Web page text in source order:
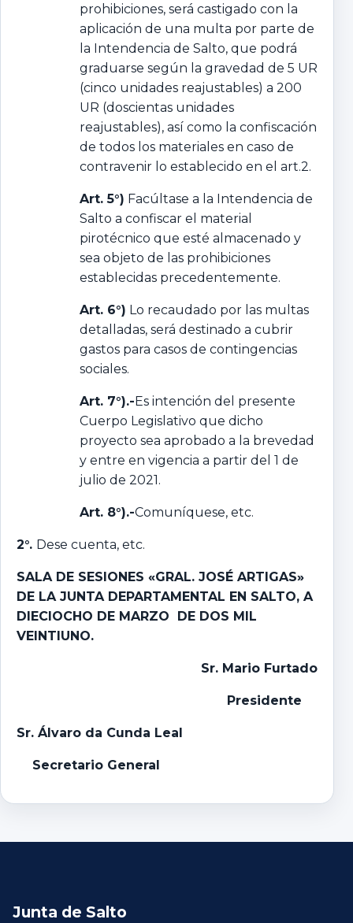
prohibiciones, será castigado con la
aplicación de una multa por parte de
la Intendencia de Salto, que podrá
graduarse según la gravedad de 5 UR
(cinco unidades reajustables) a 200
UR (doscientas unidades
reajustables), así como la confiscación
de todos los materiales en caso de
contravenir lo establecido en el art.2.
Art. 5°) Facúltase a la Intendencia de
Salto a confiscar el material
pirotécnico que esté almacenado y
sea objeto de las prohibiciones
establecidas precedentemente.
Art. 6°) Lo recaudado por las multas
detalladas, será destinado a cubrir
gastos para casos de contingencias
sociales.
Art. 7°).-Es intención del presente
Cuerpo Legislativo que dicho
proyecto sea aprobado a la brevedad
y entre en vigencia a partir del 1 de
julio de 2021.
Art. 8°).-Comuníquese, etc.
2°. Dese cuenta, etc.
SALA DE SESIONES «GRAL. JOSÉ ARTIGAS»
DE LA JUNTA DEPARTAMENTAL EN SALTO, A
DIECIOCHO DE MARZO DE DOS MIL
VEINTIUNO.
Sr. Mario Furtado
Presidente
Sr. Álvaro da Cunda Leal
Secretario General
Junta de Salto